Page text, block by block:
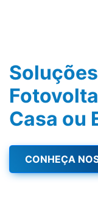
Casa ou
CONHEÇA